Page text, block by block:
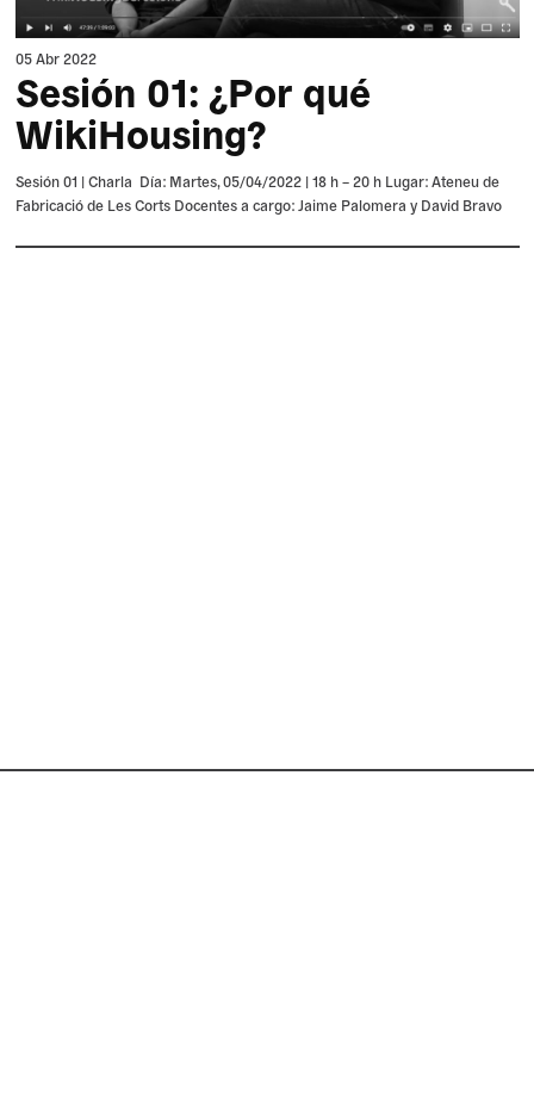
05 Abr 2022
Sesión 01: ¿Por qué
WikiHousing?
Sesión 01 | Charla Día: Martes, 05/04/2022 | 18 h – 20 h Lugar: Ateneu de
Fabricació de Les Corts Docentes a cargo: Jaime Palomera y David Bravo